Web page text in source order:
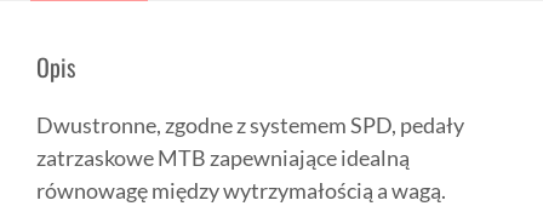
Opis
Dwustronne, zgodne z systemem SPD, pedały
zatrzaskowe MTB zapewniające idealną
równowagę między wytrzymałością a wagą.